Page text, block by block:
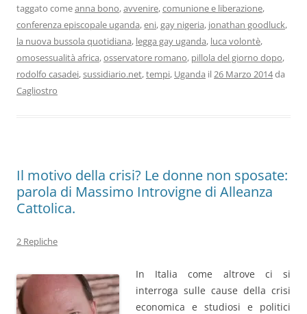
taggato comeanna bono,avvenire,comunione e liberazione,
conferenza episcopale uganda,eni,gay nigeria, jonathan goodluck,
la nuova bussola quotidiana, legga gay uganda, luca volontè,
omosessualità africa,osservatore romano, pillola del giorno dopo,
rodolfo casadei,sussidiario.net,tempi, Uganda il26 Marzo 2014da
Cagliostro
Il motivo della crisi? Le donne non sposate:
parola di Massimo Introvigne di Alleanza
Cattolica.
2 Repliche
In Italia come altrove ci si
interroga sulle cause della crisi
economica e studiosi e politici